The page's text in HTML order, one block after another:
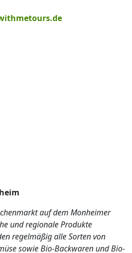
auf dem Monheimer
und regionale Produkte
regelmäßig alle Sorten von
sowie Bio-Backwaren und Bio-